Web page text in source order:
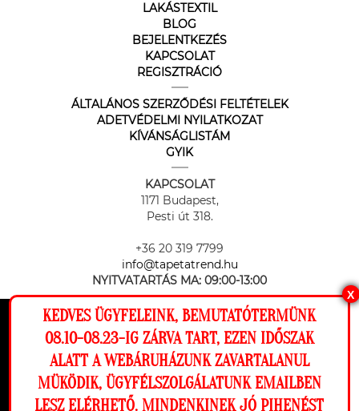
Ez a weboldal cookie-kat használ, hogy a
lehető legjobb élményt nyújtsa honlapunkon.
Beállítások
LAKÁSTEXTIL
BLOG
BEJELENTKEZÉS
KAPCSOLAT
REGISZTRÁCIÓ
ÁLTALÁNOS SZERZŐDÉSI FELTÉTELEK
ADETVÉDELMI NYILATKOZAT
KÍVÁNSÁGLISTÁM
GYIK
KAPCSOLAT
1171 Budapest,
Pesti út 318.
+36 20 319 7799
info@tapetatrend.hu
NYITVATARTÁS MA: 09:00-13:00
Az online fizetést a Barion Payment Zrt. biztosítja, MNB engedély
száma: H-EN-I-1064/2013
X
KEDVES ÜGYFELEINK, BEMUTATÓTERMÜNK
08.10-08.23-IG ZÁRVA TART, EZEN IDŐSZAK
ALATT A WEBÁRUHÁZUNK ZAVARTALANUL
MÜKÖDIK, ÜGYFÉLSZOLGÁLATUNK EMAILBEN
LESZ ELÉRHETŐ. MINDENKINEK JÓ PIHENÉST